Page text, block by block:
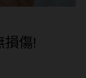
損傷!